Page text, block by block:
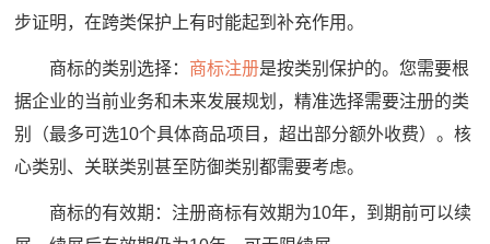
步证明，在跨类保护上有时能起到补充作用。
商标的类别选择： 商标注册是按类别保护的。您需要根
据企业的当前业务和未来发展规划，精准选择需要注册的类
别（最多可选10个具体商品项目，超出部分额外收费）。核
心类别、关联类别甚至防御类别都需要考虑。
商标的有效期：注册商标有效期为10年，到期前可以续